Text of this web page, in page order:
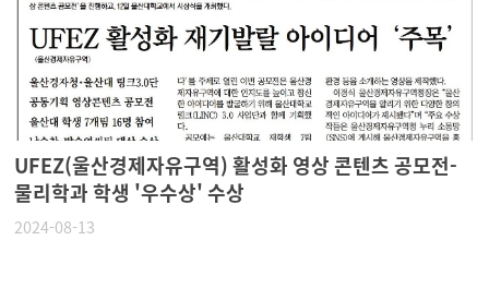
UFEZ(울산경제자유구역) 활성화 영상 콘텐츠 공모전-
물리학과 학생 '우수상' 수상
2024-08-13